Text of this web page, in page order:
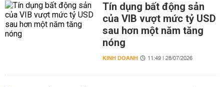
Tín dụng bất động sản
của VIB vượt mức tỷ USD
sau hơn một năm tăng
nóng
KINH DOANH 11:49 | 28/07/2026